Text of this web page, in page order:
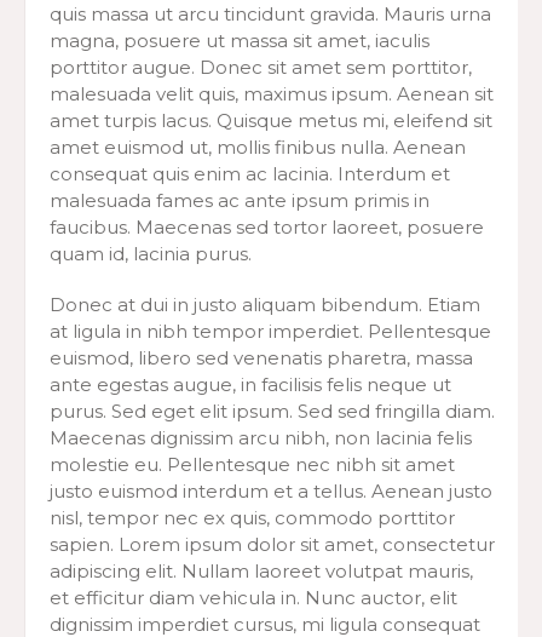
quis massa ut arcu tincidunt gravida. Mauris urna
magna, posuere ut massa sit amet, iaculis
porttitor augue. Donec sit amet sem porttitor,
malesuada velit quis, maximus ipsum. Aenean sit
amet turpis lacus. Quisque metus mi, eleifend sit
amet euismod ut, mollis finibus nulla. Aenean
consequat quis enim ac lacinia. Interdum et
malesuada fames ac ante ipsum primis in
faucibus. Maecenas sed tortor laoreet, posuere
quam id, lacinia purus.
Donec at dui in justo aliquam bibendum. Etiam
at ligula in nibh tempor imperdiet. Pellentesque
euismod, libero sed venenatis pharetra, massa
ante egestas augue, in facilisis felis neque ut
purus. Sed eget elit ipsum. Sed sed fringilla diam.
Maecenas dignissim arcu nibh, non lacinia felis
molestie eu. Pellentesque nec nibh sit amet
justo euismod interdum et a tellus. Aenean justo
nisl, tempor nec ex quis, commodo porttitor
sapien. Lorem ipsum dolor sit amet, consectetur
adipiscing elit. Nullam laoreet volutpat mauris,
et efficitur diam vehicula in. Nunc auctor, elit
dignissim imperdiet cursus, mi ligula consequat